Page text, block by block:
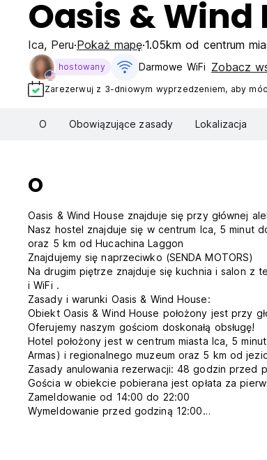
Oasis & Wind
Ica, Peru Pokaż mapę 1.05km od centrum
hostowany Darmowe WiFi Zobacz
Zarezerwuj z 3-dniowym wyprzedzeniem, aby
O Obowiązujące zasady Lokalizacja
O
Oasis & Wind House znajduje się przy głównej
Nasz hostel znajduje się w centrum Ica, 5 minut
oraz 5 km od Hucachina Laggon
Znajdujemy się naprzeciwko (SENDA MOTORS)
Na drugim piętrze znajduje się kuchnia i salon z
i WiFi .
Zasady i warunki Oasis & Wind House:
Obiekt Oasis & Wind House położony jest przy
Oferujemy naszym gościom doskonałą obsługę!
Hotel położony jest w centrum miasta Ica, 5
Armas) i regionalnego muzeum oraz 5 km od
Zasady anulowania rezerwacji: 48 godzin przed
Gościa w obiekcie pobierana jest opłata za
Zameldowanie od 14:00 do 22:00
Wymeldowanie przed godziną 12:00